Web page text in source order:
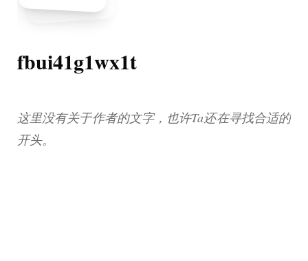
fbui41g1wx1t
这里没有关于作者的文字，也许Ta还在寻找合适的
开头。